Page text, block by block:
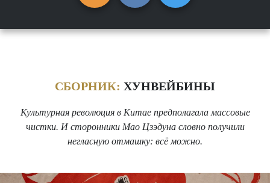
СБОРНИК: ХУНВЕЙБИНЫ
Культурная революция в Китае предполагала массовые
чистки. И сторонники Мао Цзэдуна словно получили
негласную отмашку: всё можно.